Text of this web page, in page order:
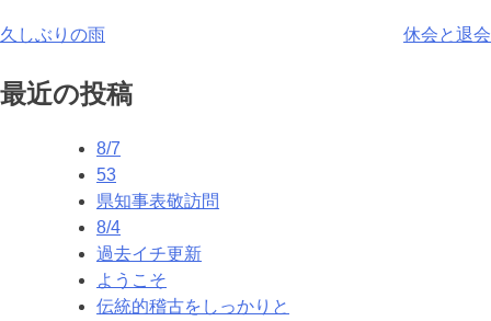
投
稿
久しぶりの雨 休会と退会
最近の投稿
8/7
53
県知事表敬訪問
8/4
過去イチ更新
ようこそ
伝統的稽古をしっかりと